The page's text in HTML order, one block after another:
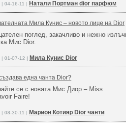
| 04-16-11 | Натали Портман dior парфюм
Мила Кунис – новото лице на Dior
поглед, закачливо и нежно
Мис Dior.
| 01-07-12 | Мила Кунис Dior
една чанта Dior?
се с новата Мис Диор – Miss
Faire!
| 08-30-11 | Марион Котияр Dior чанти